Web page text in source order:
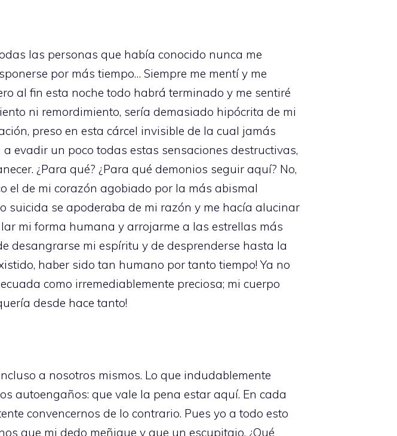
las personas que había conocido nunca me
por más tiempo… Siempre me mentí y me
al fin esta noche todo habrá terminado y me sentiré
ni remordimiento, sería demasiado hipócrita de mi
preso en esta cárcel invisible de la cual jamás
evadir un poco todas estas sensaciones destructivas,
¿Para qué? ¿Para qué demonios seguir aquí? No,
el de mi corazón agobiado por la más abismal
suicida se apoderaba de mi razón y me hacía alucinar
mi forma humana y arrojarme a las estrellas más
desangrarse mi espíritu y de desprenderse hasta la
haber sido tan humano por tanto tiempo! Ya no
como irremediablemente preciosa; mi cuerpo
desde hace tanto!
a nosotros mismos. Lo que indudablemente
autoengaños: que vale la pena estar aquí. En cada
convencernos de lo contrario. Pues yo a todo esto
que mi dedo meñique y que un escupitajo. ¿Qué